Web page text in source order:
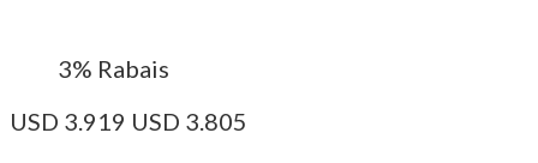
3% Rabais
USD 3.919 USD 3.805